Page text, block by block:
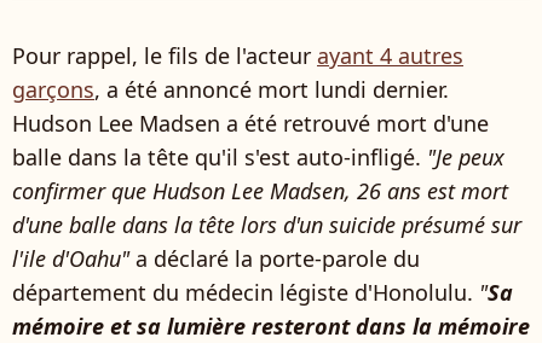
Pour rappel, le fils de l'acteur ayant 4 autres
garçons, a été annoncé mort lundi dernier.
Hudson Lee Madsen a été retrouvé mort d'une
balle dans la tête qu'il s'est auto-infligé. "Je peux
confirmer que Hudson Lee Madsen, 26 ans est mort
d'une balle dans la tête lors d'un suicide présumé sur
l'ile d'Oahu"a déclaré la porte-parole du
département du médecin légiste d'Honolulu. "Sa
mémoire et sa lumière resteront dans la mémoire